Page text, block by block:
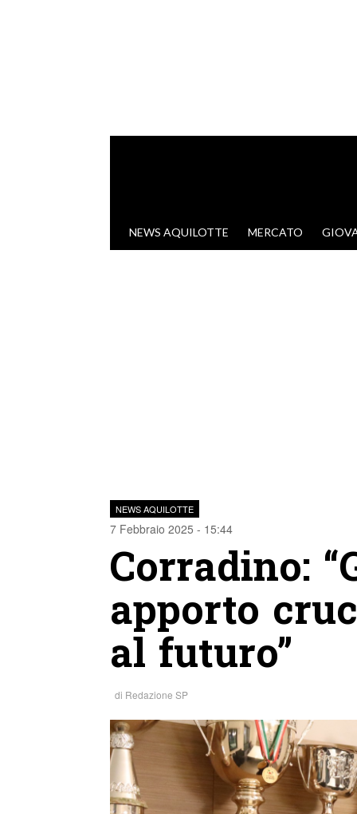
VAI AL CONTENUTO
NEWS AQUILOTTE MERCATO
NEWS AQUILOTTE
7 Febbraio 2025 - 15:44
Corradino:
apporto
al futuro”
di Redazione SP